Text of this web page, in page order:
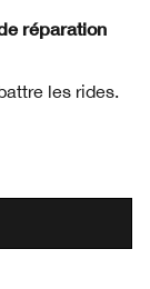
réparation
les rides.